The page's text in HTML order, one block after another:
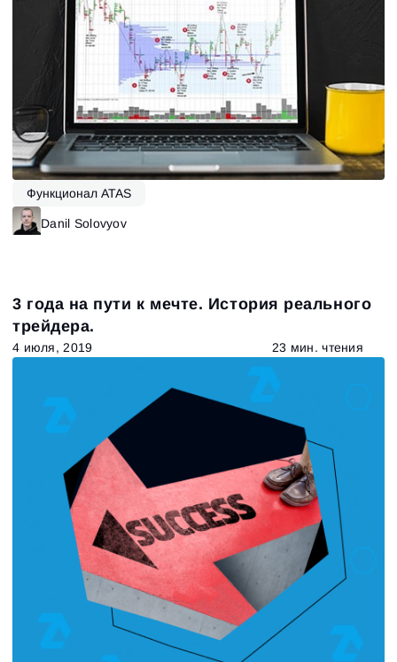
Функционал ATAS
Danil Solovyov
3 года на пути к мечте. История реального
трейдера.
4 июля, 2019 23 мин. чтения